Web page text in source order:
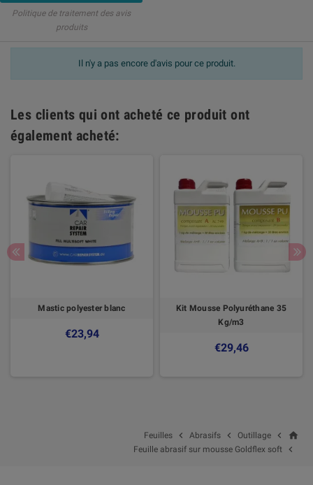
Politique de traitement des avis
produits
Il n'y a pas encore d'avis pour ce produit.
Les clients qui ont acheté ce produit ont
également acheté:
Mastic polyester blanc
€23,94
Kit Mousse Polyuréthane 35
Kg/m3
€29,46
home

Outillage

Abrasifs

Feuilles

Feuille abrasif sur mousse Goldflex soft